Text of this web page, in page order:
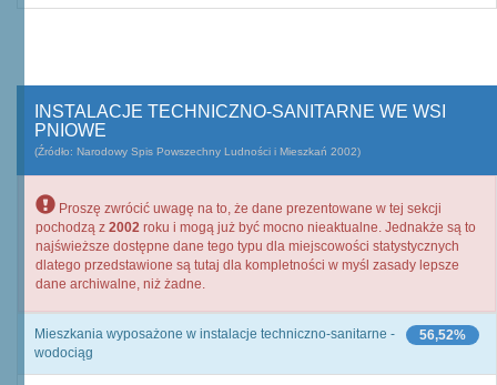
INSTALACJE TECHNICZNO-SANITARNE WE WSI
PNIOWE
(Źródło: Narodowy Spis Powszechny Ludności i Mieszkań 2002)
Proszę zwrócić uwagę na to, że dane prezentowane w tej sekcji
pochodzą z 2002 roku i mogą już być mocno nieaktualne. Jednakże są to
najświeższe dostępne dane tego typu dla miejscowości statystycznych
dlatego przedstawione są tutaj dla kompletności w myśl zasady lepsze
dane archiwalne, niż żadne.
56,52%
Mieszkania wyposażone w instalacje techniczno-sanitarne -
wodociąg